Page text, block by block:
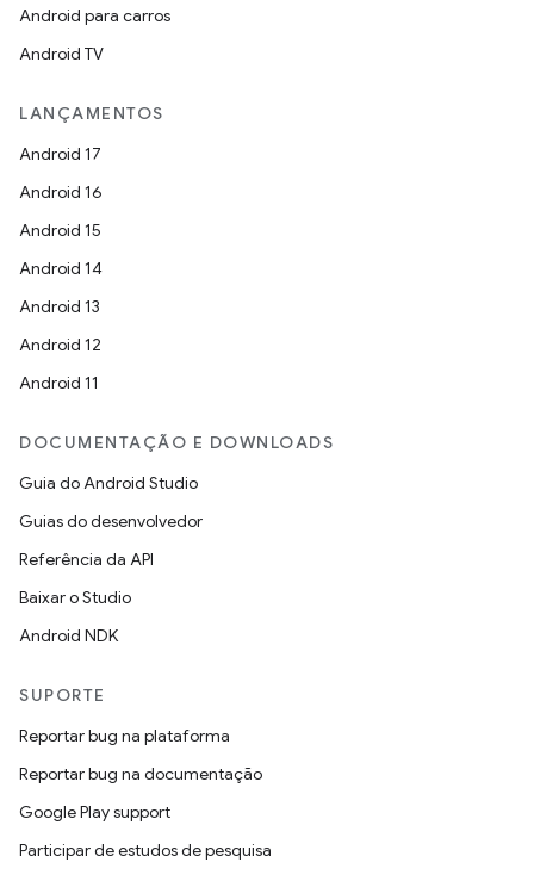
Android para carros
Android TV
LANÇAMENTOS
Android 17
Android 16
Android 15
Android 14
Android 13
Android 12
Android 11
DOCUMENTAÇÃO E DOWNLOADS
Guia do Android Studio
Guias do desenvolvedor
Referência da API
Baixar o Studio
Android NDK
SUPORTE
Reportar bug na plataforma
Reportar bug na documentação
Google Play support
Participar de estudos de pesquisa